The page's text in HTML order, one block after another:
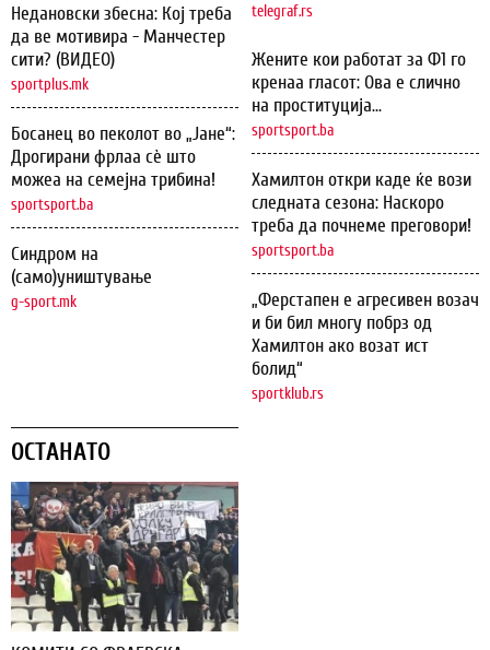
Недановски збесна: Кој треба
да ве мотивира - Манчестер
сити? (ВИДЕО)
sportplus.mk
Босанец во пеколот во „Јане“:
Дрогирани фрлаа сѐ што
можеа на семејна трибина!
sportsport.ba
Синдром на
(само)уништување
g-sport.mk
telegraf.rs
Жените кои работат за Ф1 го
кренаа гласот: Ова е слично
на проституција...
sportsport.ba
Хамилтон откри каде ќе вози
следната сезона: Наскоро
треба да почнеме преговори!
sportsport.ba
„Ферстапен е агресивен возач
и би бил многу побрз од
Хамилтон ако возат ист
болид“
sportklub.rs
ОСТАНАТО